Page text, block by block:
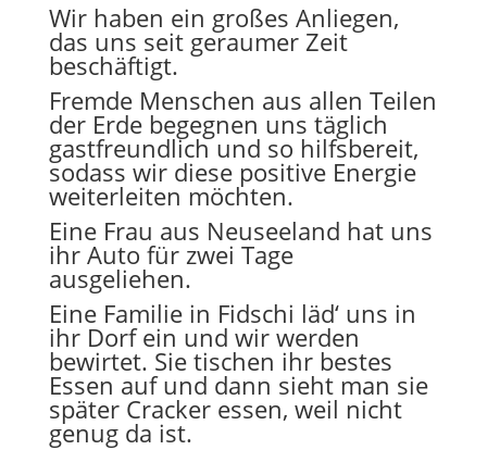
Wir haben ein großes Anliegen,
das uns seit geraumer Zeit
beschäftigt.
Fremde Menschen aus allen Teilen
der Erde begegnen uns täglich
gastfreundlich und so hilfsbereit,
sodass wir diese positive Energie
weiterleiten möchten.
Eine Frau aus Neuseeland hat uns
ihr Auto für zwei Tage
ausgeliehen.
Eine Familie in Fidschi läd‘ uns in
ihr Dorf ein und wir werden
bewirtet. Sie tischen ihr bestes
Essen auf und dann sieht man sie
später Cracker essen, weil nicht
genug da ist.